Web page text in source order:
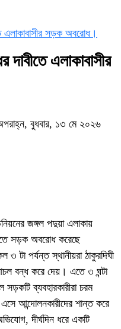
এলাকাবাসীর সড়ক অবরোধ।
এলাকাবাসীর
বুধবার, ১৩ মে ২০২৬
জঙ্গল পদুয়া এলাকায়
সড়ক অবরোধ করেছে
টা পর্যন্ত স্থানীয়রা ঠাকুরদিঘী
বন্ধ করে দেয়। এতে ৩ ঘন্টা
ব্যবহারকারীরা চরম
আন্দোলনকারীদের শান্ত করে
দীর্ঘদিন ধরে একটি